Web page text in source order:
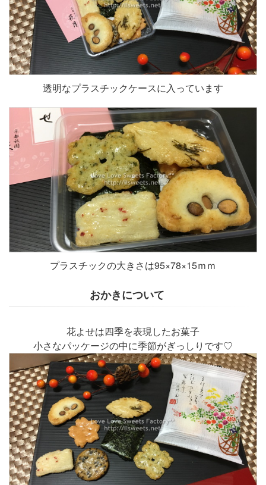
透明なプラスチックケースに入っています
プラスチックの大きさは95×78×15ｍｍ
おかきについて
花よせは四季を表現したお菓子
小さなパッケージの中に季節がぎっしりです♡